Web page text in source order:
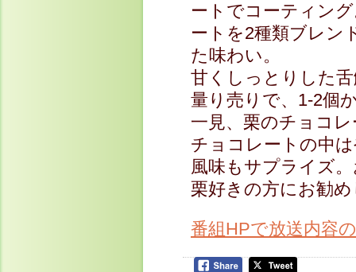
ートでコーティン
ートを2種類ブレン
た味わい。
甘くしっとりした
量り売りで、1-2個
一見、栗のチョコ
チョコレートの中
風味もサプライズ
栗好きの方にお勧
番組HPで放送内容